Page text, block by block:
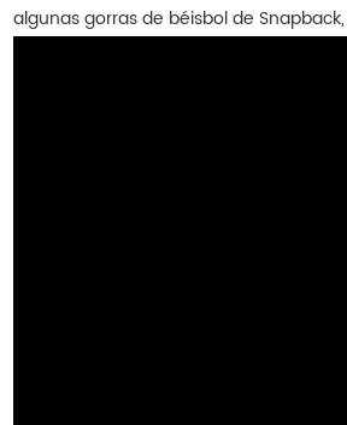
algunas gorras de béisbol de